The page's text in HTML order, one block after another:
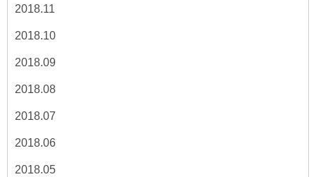
2018.11
2018.10
2018.09
2018.08
2018.07
2018.06
2018.05